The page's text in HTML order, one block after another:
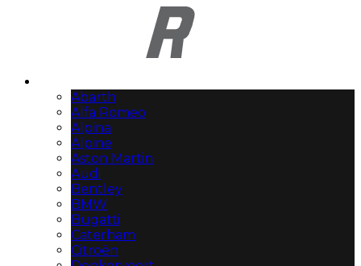
Abarth
Alfa Romeo
Alpina
Alpine
Aston Martin
Audi
Bentley
BMW
Bugatti
Caterham
Citroën